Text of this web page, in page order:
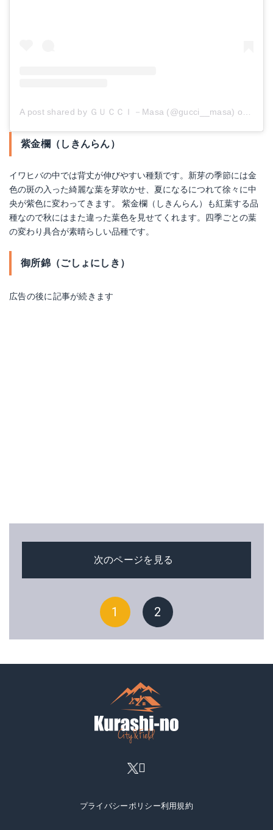
A post shared by ＧＵＣＣＩ－Masa (@gucci__masa) on
紫金欄（しきんらん）
イワヒバの中では背丈が伸びやすい種類です。新芽の季節には金
色の斑の入った綺麗な葉を芽吹かせ、夏になるにつれて徐々に中
央が紫色に変わってきます。 紫金欄（しきんらん）も紅葉する品
種なので秋にはまた違った葉色を見せてくれます。四季ごとの葉
の変わり具合が素晴らしい品種です。
御所錦（ごしょにしき）
広告の後に記事が続きます
次のページを見る
1 2
プライバシーポリシー利用規約